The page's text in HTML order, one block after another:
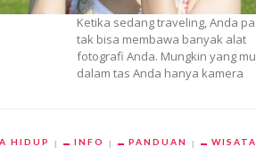
Ketika sedang traveling, Anda
tak bisa membawa banyak alat
fotografi Anda. Mungkin yang
dalam tas Anda hanya kamera
HIDUP INFO PANDUAN WISATA